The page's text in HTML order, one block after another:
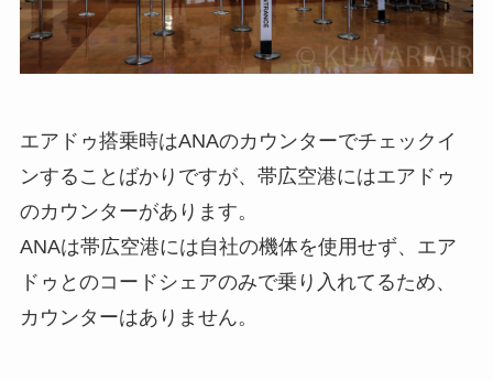
エアドゥ搭乗時はANAのカウンターでチェックイ
ンすることばかりですが、帯広空港にはエアドゥ
のカウンターがあります。
ANAは帯広空港には自社の機体を使用せず、エア
ドゥとのコードシェアのみで乗り入れてるため、
カウンターはありません。